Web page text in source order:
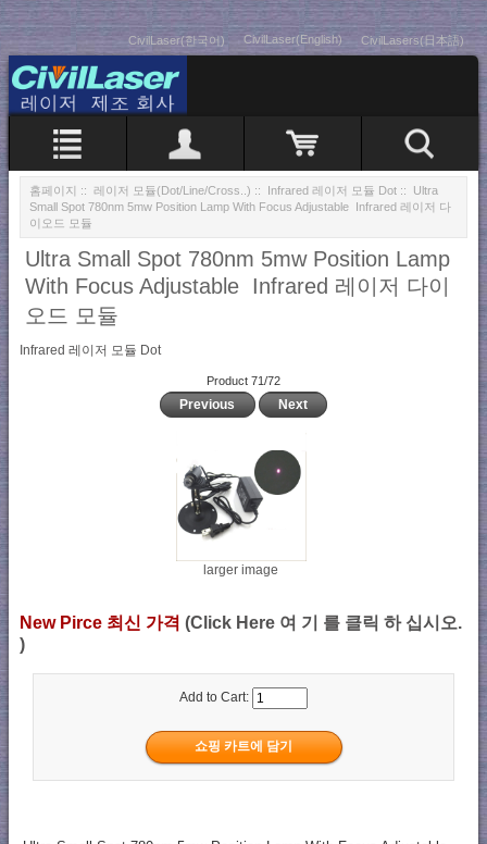
CivilLaser(한국어) CivilLaser(English) CivilLasers(日本語)
홈페이지 :: 레이저 모듈(Dot/Line/Cross..) :: Infrared 레이저 모듈 Dot :: Ultra
Small Spot 780nm 5mw Position Lamp With Focus Adjustable Infrared 레이저 다
이오드 모듈
Ultra Small Spot 780nm 5mw Position Lamp
With Focus Adjustable Infrared 레이저 다이
오드 모듈
Infrared 레이저 모듈 Dot
Product 71/72
Previous Next
larger image
New Pirce 최신 가격 (Click Here 여 기 를 클릭 하 십시오.
)
Add to Cart: